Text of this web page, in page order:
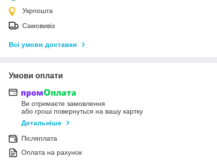
Укрпошта
Самовивіз
Всі умови доставки
Умови оплати
Ви отримаєте замовлення
або гроші повернуться на вашу картку
Детальніше
Післяплата
Оплата на рахунок